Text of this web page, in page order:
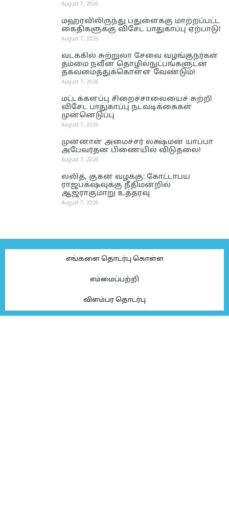
August 7, 2026
மஹரவிலிருந்து பதுளைக்கு மாற்றப்பட்ட
கைதிகளுக்கு விசேட பாதுகாப்பு ஏற்பாடு!
August 7, 2026
வடக்கில் சுற்றுலா சேவை வழங்குநர்கள்
தம்மை நவீன தொழில்நுட்பங்களுடன்
தகவமைத்துக்கொள்ள வேண்டும்!
August 7, 2026
மட்டக்களப்பு சிறைச்சாலையைச் சுற்றி
விசேட பாதுகாப்பு நடவடிக்கைகள்
முன்னெடுப்பு
August 7, 2026
முன்னாள் அமைச்சர் லக்ஷ்மன் யாப்பா
அபேவர்தன பிணையில் விடுதலை!
August 7, 2026
லலித், குகன் வழக்கு: கோட்டாபய
ராஜபக்‌ஷவுக்கு நீதிமன்றில்
ஆஜராகுமாறு உத்தரவு
August 7, 2026
எங்களை தொடர்பு கொள்ள
எம்மைப்பற்றி
விளம்பர தொடர்பு